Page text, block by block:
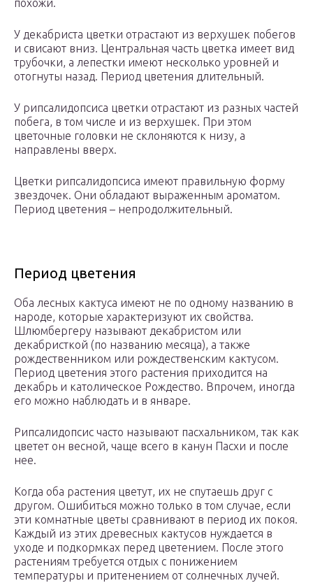
похожи.
У декабриста цветки отрастают из верхушек побегов
и свисают вниз. Центральная часть цветка имеет вид
трубочки, а лепестки имеют несколько уровней и
отогнуты назад. Период цветения длительный.
У рипсалидопсиса цветки отрастают из разных частей
побега, в том числе и из верхушек. При этом
цветочные головки не склоняются к низу, а
направлены вверх.
Цветки рипсалидопсиса имеют правильную форму
звездочек. Они обладают выраженным ароматом.
Период цветения – непродолжительный.
Период цветения
Оба лесных кактуса имеют не по одному названию в
народе, которые характеризуют их свойства.
Шлюмбергеру называют декабристом или
декабристкой (по названию месяца), а также
рождественником или рождественским кактусом.
Период цветения этого растения приходится на
декабрь и католическое Рождество. Впрочем, иногда
его можно наблюдать и в январе.
Рипсалидопсис часто называют пасхальником, так как
цветет он весной, чаще всего в канун Пасхи и после
нее.
Когда оба растения цветут, их не спутаешь друг с
другом. Ошибиться можно только в том случае, если
эти комнатные цветы сравнивают в период их покоя.
Каждый из этих древесных кактусов нуждается в
уходе и подкормках перед цветением. После этого
растениям требуется отдых с понижением
температуры и притенением от солнечных лучей.